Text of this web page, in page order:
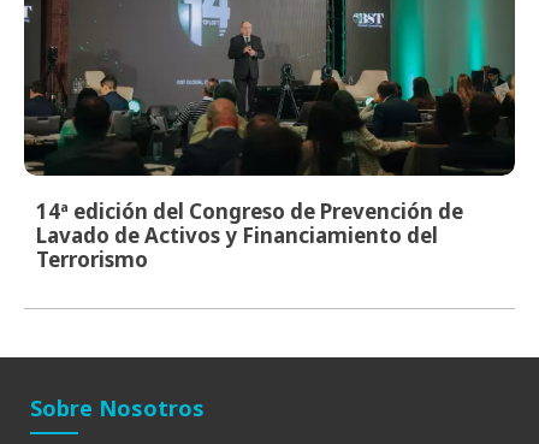
14ª edición del Congreso de Prevención de
Lavado de Activos y Financiamiento del
Terrorismo
Sobre Nosotros